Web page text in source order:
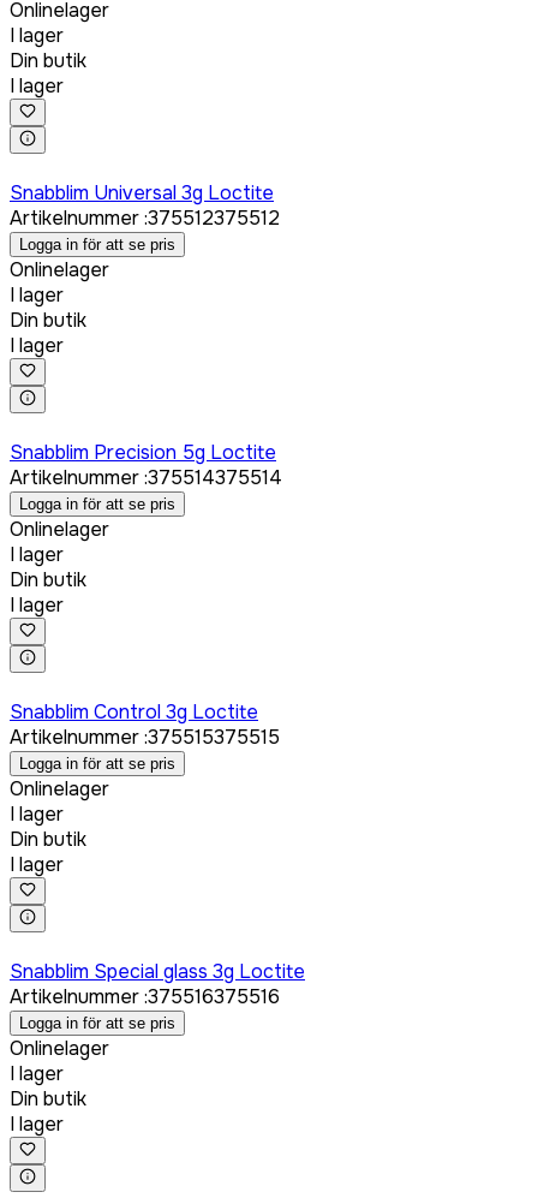
Onlinelager
I lager
Din butik
I lager
Snabblim Universal 3g Loctite
Artikelnummer:375512375512
Logga in för att se pris
Onlinelager
I lager
Din butik
I lager
Snabblim Precision 5g Loctite
Artikelnummer:375514375514
Logga in för att se pris
Onlinelager
I lager
Din butik
I lager
Snabblim Control 3g Loctite
Artikelnummer:375515375515
Logga in för att se pris
Onlinelager
I lager
Din butik
I lager
Snabblim Special glass 3g Loctite
Artikelnummer:375516375516
Logga in för att se pris
Onlinelager
I lager
Din butik
I lager